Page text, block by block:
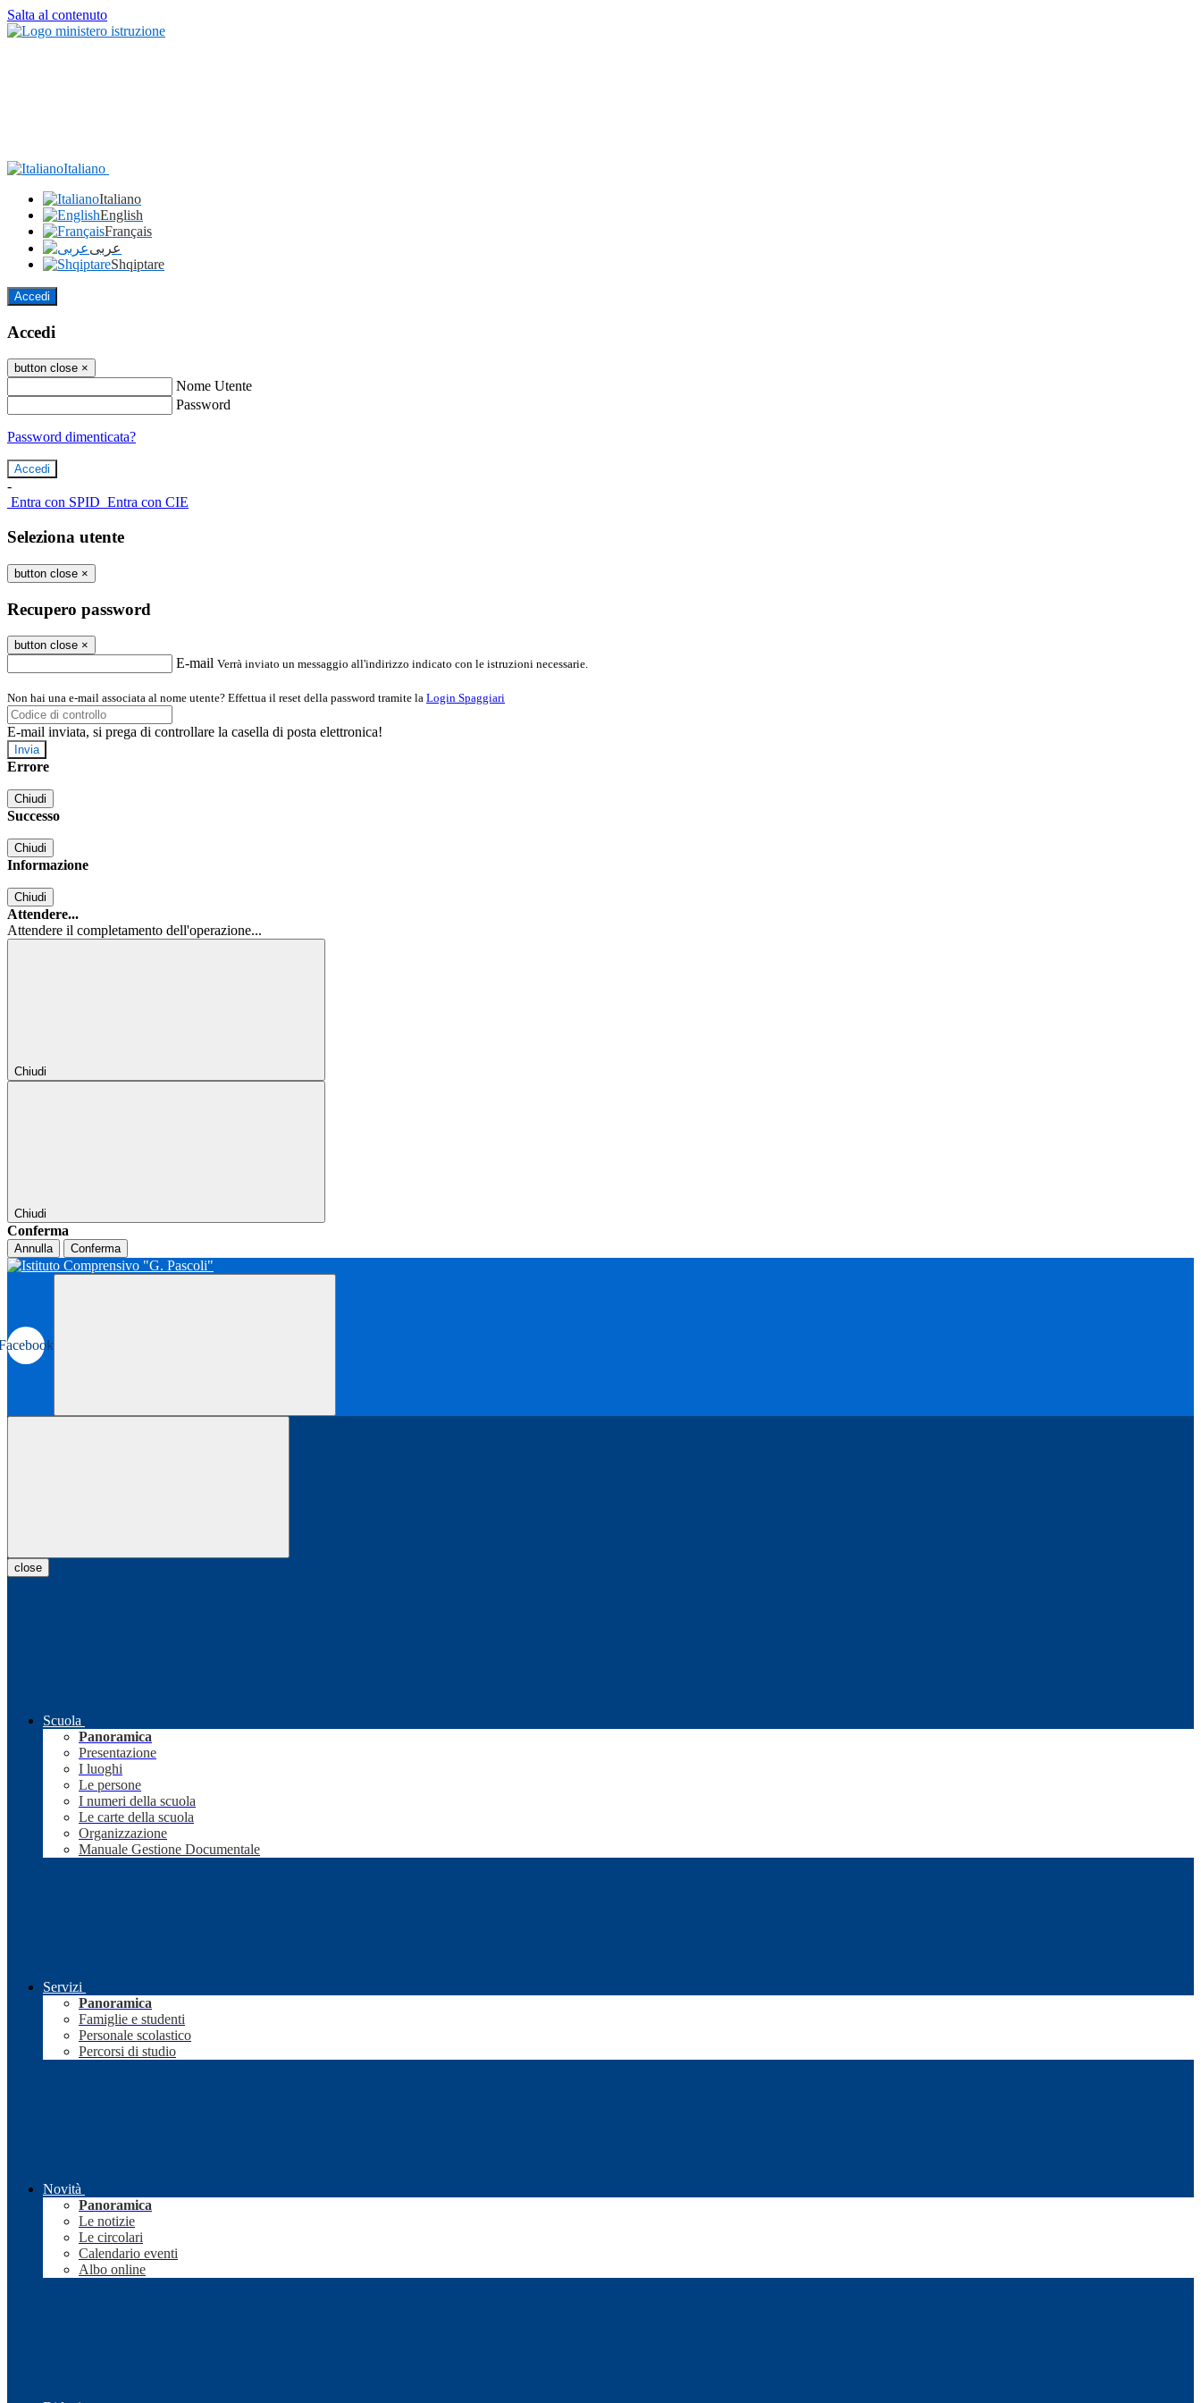
Salta al contenuto
Italiano
Italiano
English
Français
عربى
Shqiptare
Accedi
Accedi
button close ×
Nome Utente
Password
Password dimenticata?
-
Entra con SPID Entra con CIE
Seleziona utente
button close ×
Recupero password
button close ×
E-mail Verrà inviato un messaggio all'indirizzo indicato con le istruzioni necessarie.
Non hai una e-mail associata al nome utente? Effettua il reset della password tramite la Login Spaggiari
E-mail inviata, si prega di controllare la casella di posta elettronica!
Errore
Chiudi
Successo
Chiudi
Informazione
Chiudi
Attendere...
Attendere il completamento dell'operazione...
Chiudi
Chiudi
Conferma
Annulla Conferma
close
Scuola
Panoramica
Presentazione
I luoghi
Le persone
I numeri della scuola
Le carte della scuola
Organizzazione
Manuale Gestione Documentale
Servizi
Panoramica
Famiglie e studenti
Personale scolastico
Percorsi di studio
Novità
Panoramica
Le notizie
Le circolari
Calendario eventi
Albo online